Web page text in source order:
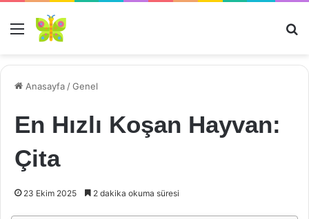
Menü
Anasayfa /Genel
En Hızlı Koşan Hayvan:
Çita
23 Ekim 2025 2 dakika okuma süresi